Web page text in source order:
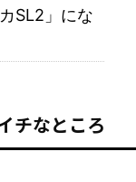
SL2」にな
チなところ